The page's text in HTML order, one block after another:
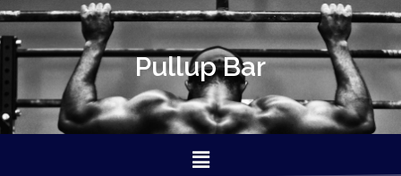
Gå
indholdet
Pullup Bar
Menu